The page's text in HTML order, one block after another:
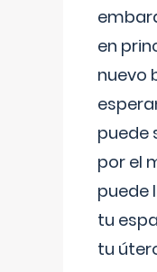
en
nuevo
puede
por el
puede
tu
tu